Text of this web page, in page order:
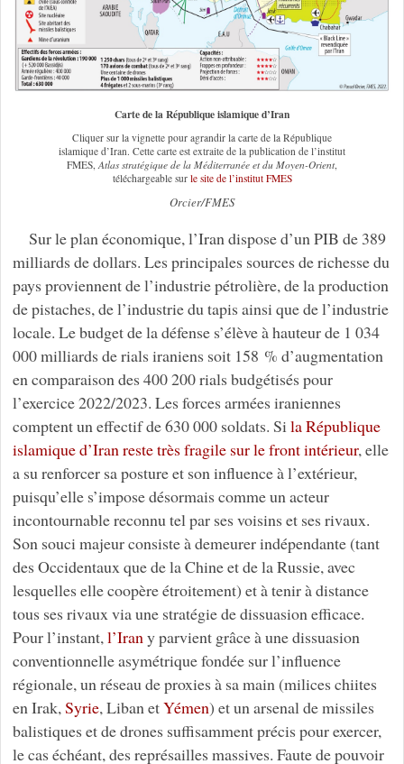
Carte de la République islamique d’Iran
Cliquer sur la vignette pour agrandir la carte de la République
islamique d’Iran. Cette carte est extraite de la publication de l’institut
FMES,Atlas stratégique de la Méditerranée et du Moyen-Orient,
téléchargeable sur le site de l’institut FMES
Orcier/FMES
Sur le plan économique, l’Iran dispose d’un PIB de 389
milliards de dollars. Les principales sources de richesse du
pays proviennent de l’industrie pétrolière, de la production
de pistaches, de l’industrie du tapis ainsi que de l’industrie
locale. Le budget de la défense s’élève à hauteur de 1 034
000 milliards de rials iraniens soit 158 % d’augmentation
en comparaison des 400 200 rials budgétisés pour
l’exercice 2022/2023. Les forces armées iraniennes
comptent un effectif de 630 000 soldats. Sila République
islamique d’Iran reste très fragile sur le front intérieur, elle
a su renforcer sa posture et son influence à l’extérieur,
puisqu’elle s’impose désormais comme un acteur
incontournable reconnu tel par ses voisins et ses rivaux.
Son souci majeur consiste à demeurer indépendante (tant
des Occidentaux que de la Chine et de la Russie, avec
lesquelles elle coopère étroitement) et à tenir à distance
tous ses rivaux via une stratégie de dissuasion efficace.
Pour l’instant,l’Irany parvient grâce à une dissuasion
conventionnelle asymétrique fondée sur l’influence
régionale, un réseau de proxies à sa main (milices chiites
en Irak,Syrie, Liban etYémen) et un arsenal de missiles
balistiques et de drones suffisamment précis pour exercer,
le cas échéant, des représailles massives. Faute de pouvoir